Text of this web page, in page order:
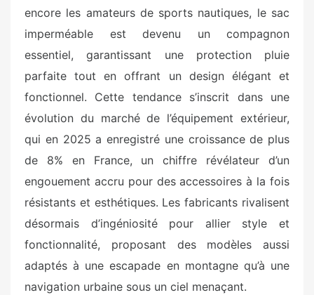
encore les amateurs de sports nautiques, le sac
imperméable est devenu un compagnon
essentiel, garantissant une protection pluie
parfaite tout en offrant un design élégant et
fonctionnel. Cette tendance s’inscrit dans une
évolution du marché de l’équipement extérieur,
qui en 2025 a enregistré une croissance de plus
de 8% en France, un chiffre révélateur d’un
engouement accru pour des accessoires à la fois
résistants et esthétiques. Les fabricants rivalisent
désormais d’ingéniosité pour allier style et
fonctionnalité, proposant des modèles aussi
adaptés à une escapade en montagne qu’à une
navigation urbaine sous un ciel menaçant.